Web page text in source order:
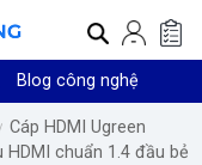
Blog công nghệ
Cáp HDMI Ugreen